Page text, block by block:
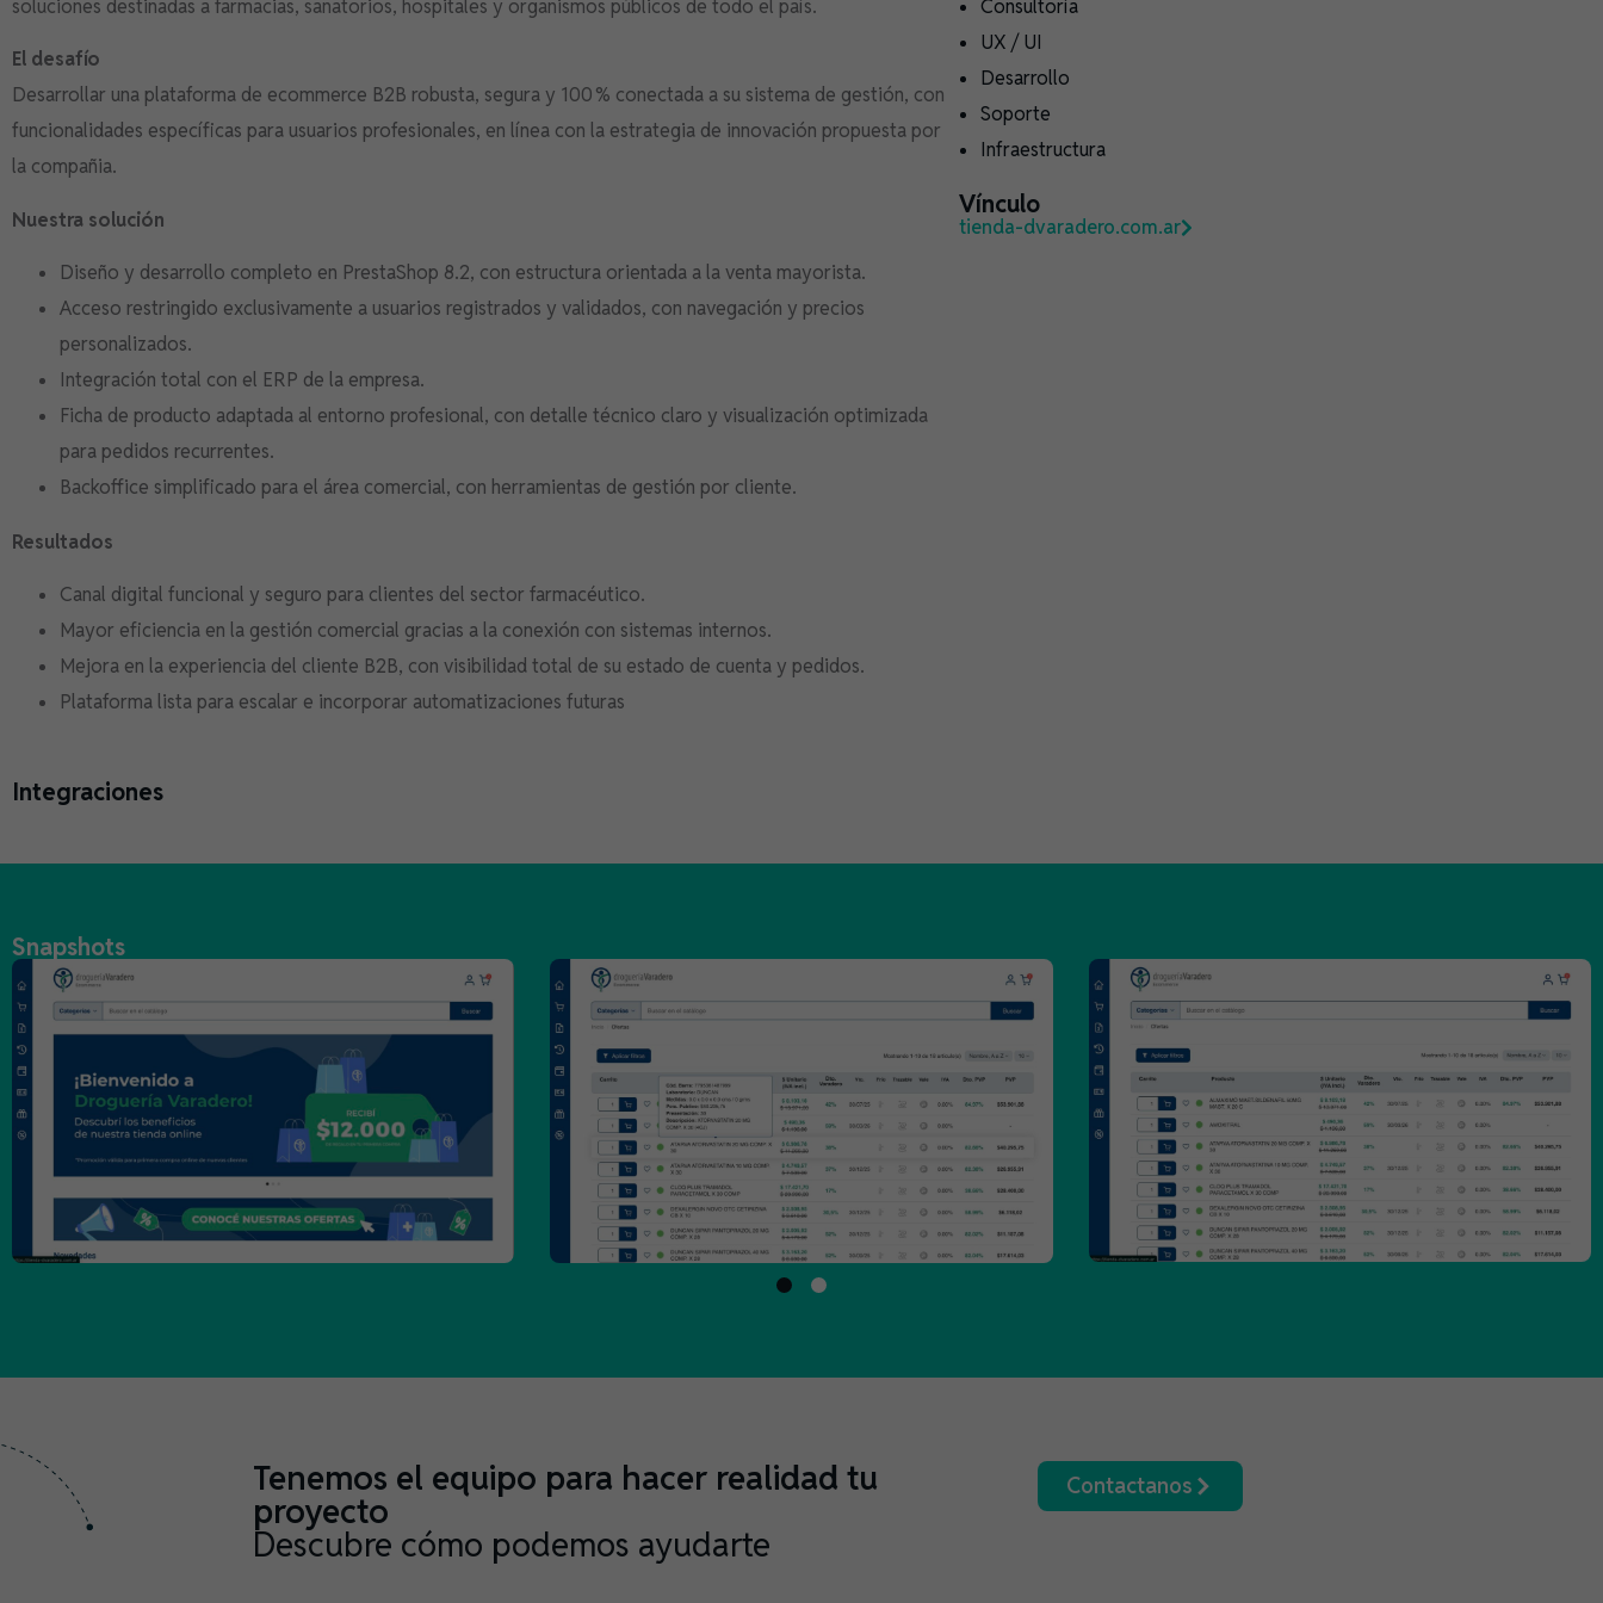
soluciones destinadas a farmacias, sanatorios, hospitales y organismos públicos de todo el país.
El desafío
Desarrollar una plataforma de ecommerce B2B robusta, segura y 100 % conectada a su sistema de gestión, con
funcionalidades específicas para usuarios profesionales, en línea con la estrategia de innovación propuesta por
la compañia.
Nuestra solución
Diseño y desarrollo completo en PrestaShop 8.2, con estructura orientada a la venta mayorista.
Acceso restringido exclusivamente a usuarios registrados y validados, con navegación y precios
personalizados.
Integración total con el ERP de la empresa.
Ficha de producto adaptada al entorno profesional, con detalle técnico claro y visualización optimizada
para pedidos recurrentes.
Backoffice simplificado para el área comercial, con herramientas de gestión por cliente.
Resultados
Canal digital funcional y seguro para clientes del sector farmacéutico.
Mayor eficiencia en la gestión comercial gracias a la conexión con sistemas internos.
Mejora en la experiencia del cliente B2B, con visibilidad total de su estado de cuenta y pedidos.
Plataforma lista para escalar e incorporar automatizaciones futuras
Integraciones
Consultoría
UX / UI
Desarrollo
Soporte
Infraestructura
Vínculo
tienda-dvaradero.com.ar
Snapshots
Tenemos el equipo para hacer realidad tu
proyecto
Descubre cómo podemos ayudarte
Contactanos